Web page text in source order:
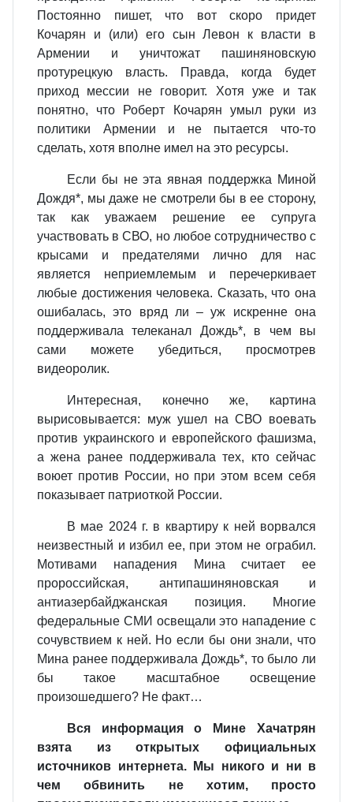
Постоянно пишет, что вот скоро придет
Кочарян и (или) его сын Левон к власти в
Армении и уничтожат пашиняновскую
протурецкую власть. Правда, когда будет
приход мессии не говорит. Хотя уже и так
понятно, что Роберт Кочарян умыл руки из
политики Армении и не пытается что-то
сделать, хотя вполне имел на это ресурсы.
Если бы не эта явная поддержка Миной
Дождя*, мы даже не смотрели бы в ее сторону,
так как уважаем решение ее супруга
участвовать в СВО, но любое сотрудничество с
крысами и предателями лично для нас
является неприемлемым и перечеркивает
любые достижения человека. Сказать, что она
ошибалась, это вряд ли – уж искренне она
поддерживала телеканал Дождь*, в чем вы
сами можете убедиться, просмотрев
видеоролик.
Интересная, конечно же, картина
вырисовывается: муж ушел на СВО воевать
против украинского и европейского фашизма,
а жена ранее поддерживала тех, кто сейчас
воюет против России, но при этом всем себя
показывает патриоткой России.
В мае 2024 г. в квартиру к ней ворвался
неизвестный и избил ее, при этом не ограбил.
Мотивами нападения Мина считает ее
пророссийская, антипашиняновская и
антиазербайджанская позиция. Многие
федеральные СМИ освещали это нападение с
сочувствием к ней. Но если бы они знали, что
Мина ранее поддерживала Дождь*, то было ли
бы такое масштабное освещение
произошедшего? Не факт…
Вся информация о Мине Хачатрян
взята из открытых официальных
источников интернета. Мы никого и ни в
чем обвинить не хотим, просто